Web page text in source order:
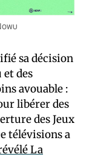
sa décision
et des
avouable :
libérer des
des Jeux
télévisions a
La